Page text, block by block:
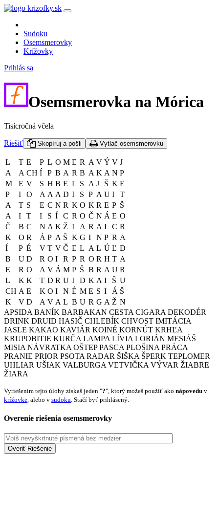
Sudoku
Osemsmerovky
Krížovky
Prihlás sa
Osemsmerovka na Mórica
Tisícročná včela
Riešiť Skopíruj a pošli Vytlač osemsmerovku
L T E P L O M E R A V Ý V J
A
A CH Í P B A R B A K A N P
M
E V S H B E L S A J Š K E
P
I O A A A D I S P A U I
T
A
T S E C N R K O K R E P Š
A
I T I S Í C R O Č N Á E O
Č
B C N A K Ž I A R A I C R
K
O R Á P A Š K G I N P R A
Í
P É V T V Č E L A L Ú Ľ D
B
U D R O I R P R O R H T A
E
R O A V Á M P Š B R A U R
L
K K T D R U I D K A I Š U
CH A E K O I N É M E S I Á Š
K
V D A V A L B U R G A Ž N
APSIDA BANÍK BARBAKAN CESTA CIGARA DEKODÉR
DRINK DRUID HASIČ CHLEBÍK CHVOST IMITÁCIA
JASLE KAKAO KAVIÁR KOINÉ KORNÚT KRHĽA
KRUPOBITIE KURČA LAMPA LÍVIA LORIÁN MESIÁŠ
MISIA NÁVRATKA OŠTEP PASCA PLOŠINA PRÁCA
PRANIE PRIOR PSOTA RADAR ŠIŠKA ŠPERK TEPLOMER
UHLIAR UŠIAK VALBURGA VETVIČKA VÝVAR ŽIABRE
ŽIARA
Vyriešením tejto úlohy získaš jeden "?", ktorý možeš použiť ako nápovedu v
krížovke , alebo v sudoku . Stačí byť prihlásený.
Overenie riešenia osemsmerovky